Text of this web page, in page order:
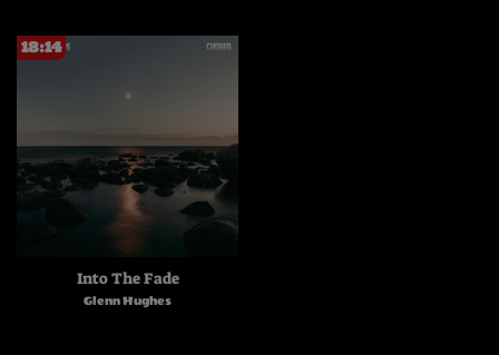
18:14
Into The Fade
Glenn Hughes